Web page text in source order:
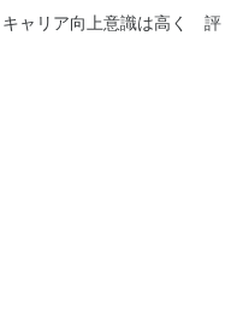
キャリア向上意識は高く 評